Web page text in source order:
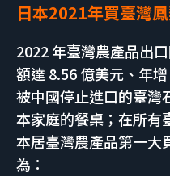
日本2021年買臺灣
2022 年臺灣農產品出
額達 8.56 億美元、年
被中國停止進口的臺灣
本家庭的餐桌；在所有
本居臺灣農產品第一大
為：